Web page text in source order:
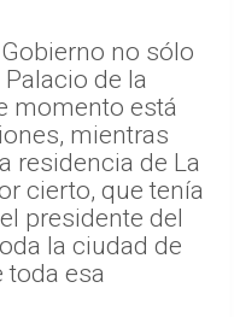
no sólo
de la
momento está
mientras
residencia de La
cierto, que tenía
presidente del
la ciudad de
toda esa